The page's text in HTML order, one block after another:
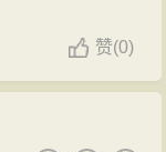
赞(0)